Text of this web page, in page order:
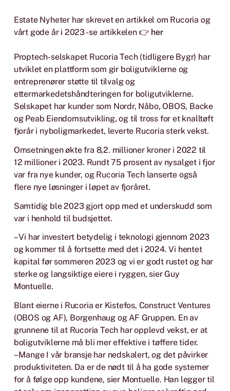
Estate Nyheter har skrevet en artikkel om Rucoria og
vårt gode år i 2023 - se artikkelen 👉 her
Proptech-selskapet Rucoria Tech (tidligere Bygr) har
utviklet en plattform som gir boligutviklerne og
entreprenører støtte til tilvalg og
ettermarkedetshåndteringen for boligutviklerne.
Selskapet har kunder som Nordr, Nåbo, OBOS, Backe
og Peab Eiendomsutvikling, og til tross for et knalltøft
fjorår i nyboligmarkedet, leverte Rucoria sterk vekst.
Omsetningen økte fra 8,2. millioner kroner i 2022 til
12 millioner i 2023. Rundt 75 prosent av nysalget i fjor
var fra nye kunder, og Rucoria Tech lanserte også
flere nye løsninger i løpet av fjoråret.
Samtidig ble 2023 gjort opp med et underskudd som
var i henhold til budsjettet.
– Vi har investert betydelig i teknologi gjennom 2023
og kommer til å fortsette med det i 2024. Vi hentet
kapital før sommeren 2023 og vi er godt rustet og har
sterke og langsiktige eiere i ryggen, sier Guy
Montuelle.
Blant eierne i Rucoria er Kistefos, Construct Ventures
(OBOS og AF), Borgenhaug og AF Gruppen. En av
grunnene til at Rucoria Tech har opplevd vekst, er at
boligutviklerne må bli mer effektive i tøffere tider.
– Mange I vår bransje har nedskalert, og det påvirker
produktiviteten. Da er de nødt til å ha gode systemer
for å følge opp kundene, sier Montuelle. Han legger til